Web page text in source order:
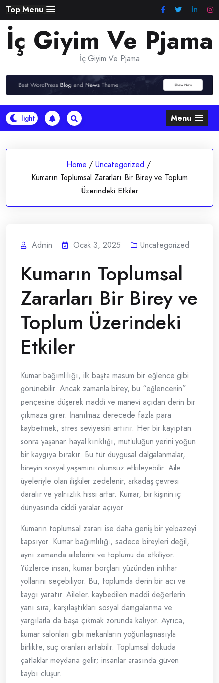
Skip
to
content
Top Menu
İç Giyim Ve Pjama
İç Giyim Ve Pjama
Menu
Home / Uncategorized /
Kumarın Toplumsal Zararları Bir Birey ve Toplum
Üzerindeki Etkiler
Admin Ocak 3, 2025 Uncategorized
Kumarın Toplumsal
Zararları Bir Birey ve
Toplum Üzerindeki
Etkiler
Kumar bağımlılığı, ilk başta masum bir eğlence gibi
görünebilir. Ancak zamanla birey, bu “eğlencenin”
pençesine düşerek maddi ve manevi açıdan derin bir
çıkmaza girer. İnanılmaz derecede fazla para
kaybetmek, stres seviyesini artırır. Her bir kayıptan
sonra yaşanan hayal kırıklığı, mutluluğun yerini yoğun
bir kaygıya bırakır. Bu tür duygusal dalgalanmalar,
bireyin sosyal yaşamını olumsuz etkileyebilir. Aile
üyeleriyle olan ilişkiler zedelenir, arkadaş çevresi
daralır ve yalnızlık hissi artar. Kumar, bir kişinin iç
dünyasında ciddi yaralar açıyor.
Kumarın toplumsal zararı ise daha geniş bir yelpazeyi
kapsıyor. Kumar bağımlılığı, sadece bireyleri değil,
aynı zamanda ailelerini ve toplumu da etkiliyor.
Yüzlerce insan, kumar borçları yüzünden intihar
yollarını seçebiliyor. Bu, toplumda derin bir acı ve
kaygı yaratır. Aileler, kaybedilen maddi değerlerin
yanı sıra, karşılaştıkları sosyal damgalanma ve
yargılarla da başa çıkmak zorunda kalıyor. Ayrıca,
kumar salonları gibi mekanların yoğunlaşmasıyla
birlikte, suç oranları artabilir. Toplumsal dokuda
çatlaklar meydana gelir; insanlar arasında güven
kaybı oluşur.